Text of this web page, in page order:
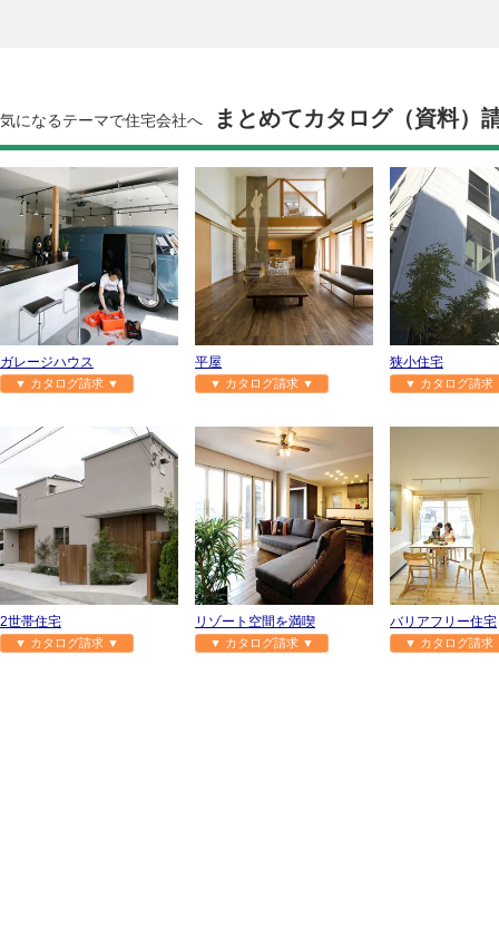
気になるテーマで住宅会社へ まとめてカタログ（資料）
ガレージハウス
▼ カタログ請求 ▼
平屋
▼ カタログ請求 ▼
狭小住宅
▼ カタログ請
2世帯住宅
▼ カタログ請求 ▼
リゾート空間を満喫
▼ カタログ請求 ▼
バリアフリー住宅
▼ カタログ請